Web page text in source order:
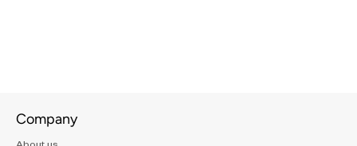
Company